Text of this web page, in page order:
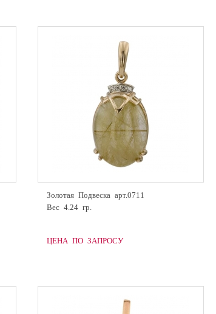
Золотая Подвеска арт.0711
Вес 4.24 гр.
ЦЕНА ПО ЗАПРОСУ